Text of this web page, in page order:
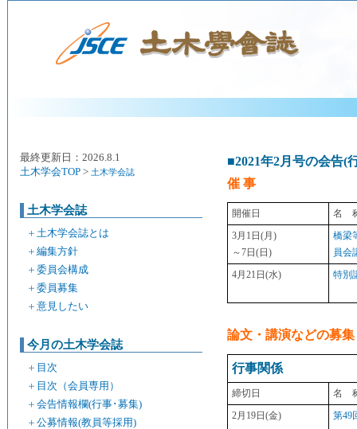
最終更新日：2026.8.1
土木学会TOP > 土木学会誌
土木学会誌
＋ 土木学会誌とは
＋ 編集方針
＋ 委員会構成
＋ 委員募集
＋ 意見したい
今月の土木学会誌
＋ 目次
＋ 目次（会員専用）
＋ 会告情報欄(行事･募集)
＋ 公募情報(教員等採用)
■2021年2月号の会告(
催 事
開催日 名
3月1日(月)
～7日(日)
橋梁
員会
4月21日(水) 特別
論文・講演などの募集
行事関係
締切日 名
2月19日(金) 第49